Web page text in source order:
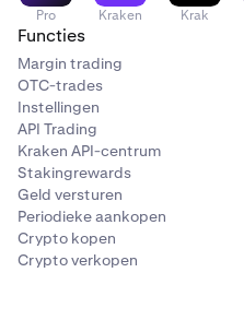
Pro Kraken Krak
Functies
Margin trading
OTC-trades
Instellingen
API Trading
Kraken API-centrum
Stakingrewards
Geld versturen
Periodieke aankopen
Crypto kopen
Crypto verkopen